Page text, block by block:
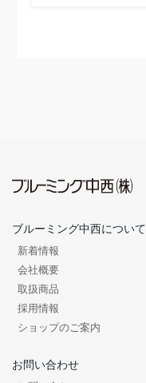
ブルーミング中西について
新着情報
会社概要
取扱商品
採用情報
ショップのご案内
お問い合わせ